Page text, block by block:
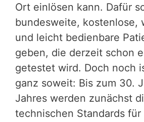
Ort einlösen kann. Dafür
bundesweite, kostenlose,
und leicht bedienbare
geben, die derzeit schon
getestet wird. Doch noch
ganz soweit: Bis zum 30.
Jahres werden zunächst
technischen Standards für